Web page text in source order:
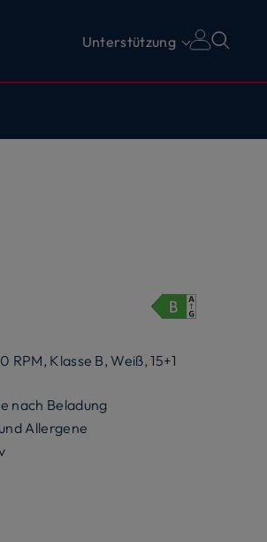
Unterstützung
Klasse B, Weiß, 15+1
nach Beladung
Allergene